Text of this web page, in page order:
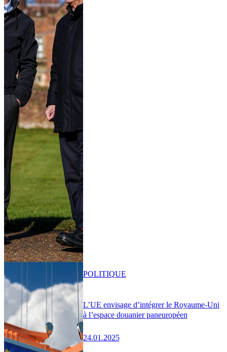
L’UE envisage d’intégrer le Royaume-Uni
à l’espace douanier paneuropéen
24.01.2025
POLITIQUE